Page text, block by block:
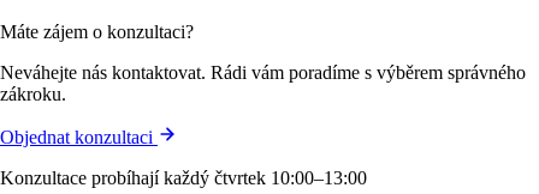
Máte zájem o konzultaci?
Neváhejte nás kontaktovat. Rádi vám poradíme s výběrem správného
zákroku.
Objednat konzultaci
Konzultace probíhají každý čtvrtek 10:00–13:00